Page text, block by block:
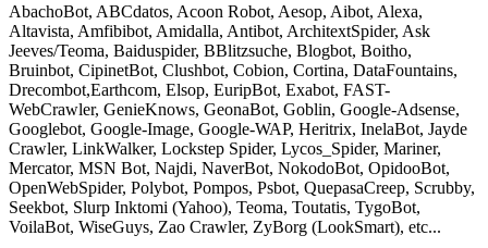
AbachoBot, ABCdatos, Acoon Robot, Aesop, Aibot, Alexa,
Altavista, Amfibibot, Amidalla, Antibot, ArchitextSpider, Ask
Jeeves/Teoma, Baiduspider, BBlitzsuche, Blogbot, Boitho,
Bruinbot, CipinetBot, Clushbot, Cobion, Cortina, DataFountains,
Drecombot,Earthcom, Elsop, EuripBot, Exabot, FAST-
WebCrawler, GenieKnows, GeonaBot, Goblin, Google-Adsense,
Googlebot, Google-Image, Google-WAP, Heritrix, InelaBot, Jayde
Crawler, LinkWalker, Lockstep Spider, Lycos_Spider, Mariner,
Mercator, MSN Bot, Najdi, NaverBot, NokodoBot, OpidooBot,
OpenWebSpider, Polybot, Pompos, Psbot, QuepasaCreep, Scrubby,
Seekbot, Slurp Inktomi (Yahoo), Teoma, Toutatis, TygoBot,
VoilaBot, WiseGuys, Zao Crawler, ZyBorg (LookSmart), etc...